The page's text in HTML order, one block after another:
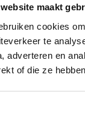
website maakt
cookies
te
adverteren en
of die ze